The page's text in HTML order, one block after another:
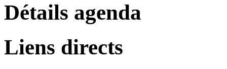
Détails agenda
Liens directs